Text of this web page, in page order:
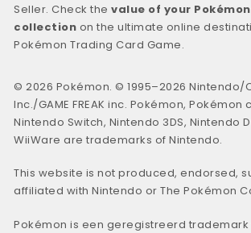
Seller. Check thevalue of your
collection on the ultimate online
Pokémon Trading Card Game.
© 2026 Pokémon. © 1995–2026 Nintendo/
Inc./GAME FREAK inc. Pokémon,
Nintendo Switch, Nintendo 3DS, Nintendo
WiiWare are trademarks of Nintendo.
This website is not produced, endorsed,
affiliated with Nintendo or The Pokémon
Pokémon is een geregistreerd trademark